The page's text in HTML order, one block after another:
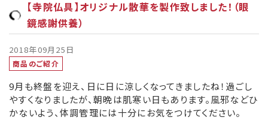
【寺院仏具】オリジナル散華を製作致しました！（眼
鏡感謝供養）
2018年09月25日
商品のご紹介
9月も終盤を迎え、日に日に涼しくなってきましたね！過ごし
やすくなりましたが、朝晩は肌寒い日もあります。風邪などひ
かないよう、体調管理には十分にお気をつけてください。